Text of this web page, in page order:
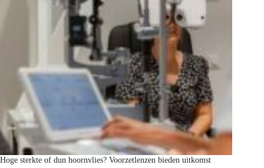
Hoge sterkte of dun hoornvlies? Voorzetlenzen bieden uitkomst